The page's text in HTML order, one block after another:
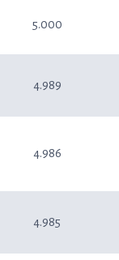
5.000
4.989
4.986
4.985